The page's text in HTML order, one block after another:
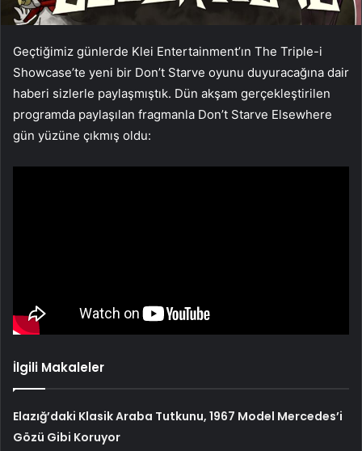
Geçtiğimiz günlerde Klei Entertainment’ın The Triple-i
Showcase’te yeni bir Don’t Starve oyunu duyuracağına dair
haberi sizlerle paylaşmıştık. Dün akşam gerçekleştirilen
programda paylaşılan fragmanla Don’t Starve Elsewhere
gün yüzüne çıkmış oldu:
İlgili Makaleler
Elazığ’daki Klasik Araba Tutkunu, 1967 Model Mercedes’i
Gözü Gibi Koruyor